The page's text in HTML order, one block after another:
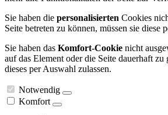
Sie haben die personalisierten Cookies
Seite betreten zu können, müssen sie diese
Sie haben das Komfort-Cookie nicht
auf das Element oder die Seite dauerhaft zu
dieses per Auswahl zulassen.
Notwendig
Komfort